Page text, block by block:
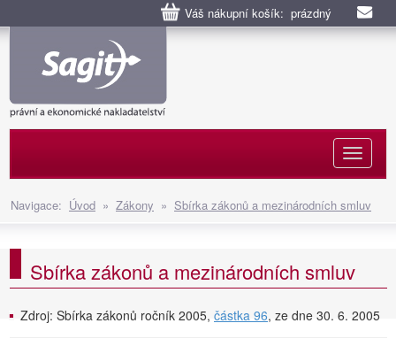
Váš nákupní košík: prázdný
Navigace: Úvod » Zákony » Sbírka zákonů a mezinárodních smluv
Sbírka zákonů a mezinárodních smluv
Zdroj: Sbírka zákonů ročník 2005, částka 96, ze dne 30. 6. 2005